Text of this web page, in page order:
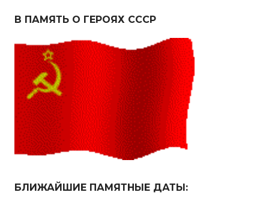
В ПАМЯТЬ О ГЕРОЯХ СССР
БЛИЖАЙШИЕ ПАМЯТНЫЕ ДАТЫ: